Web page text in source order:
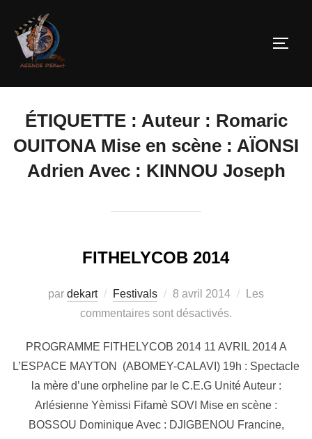
ÉTIQUETTE : Auteur : Romaric
OUITONA Mise en scène : AÏONSI
Adrien Avec : KINNOU Joseph
FITHELYCOB 2014
par dekart Festivals 8 avril 2014
Les
commentaires sont désactivés.
PROGRAMME FITHELYCOB 2014 11 AVRIL 2014 A
L’ESPACE MAYTON (ABOMEY-CALAVI) 19h : Spectacle
la mère d’une orpheline par le C.E.G Unité Auteur :
Arlésienne Yèmissi Fifamè SOVI Mise en scène :
BOSSOU Dominique Avec : DJIGBENOU Francine,